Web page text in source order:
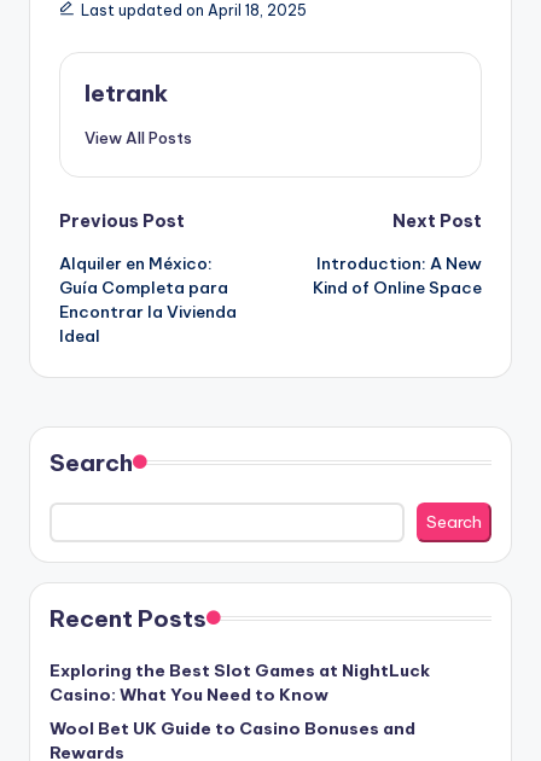
Last updated on April 18, 2025
letrank
View All Posts
Post
navigation
Previous Post
Alquiler en México:
Guía Completa para
Encontrar la Vivienda
Ideal
Next Post
Introduction: A New
Kind of Online Space
Search
Search
Recent Posts
Exploring the Best Slot Games at NightLuck
Casino: What You Need to Know
Wool Bet UK Guide to Casino Bonuses and
Rewards